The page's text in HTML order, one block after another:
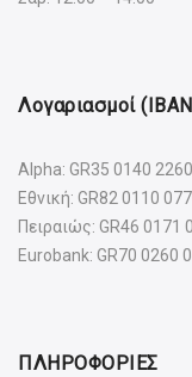
Λογαριασμοί
Alpha: GR35 0140
Εθνική: GR82 0110
Πειραιώς: GR46
Eurobank: GR70 0260
ΠΛΗΡΟΦΟΡΙΕΣ